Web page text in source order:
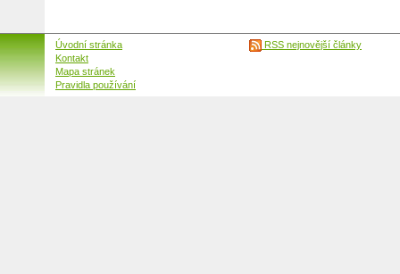
Úvodní stránka
Kontakt
Mapa stránek
Pravidla používání
RSS nejnovější články